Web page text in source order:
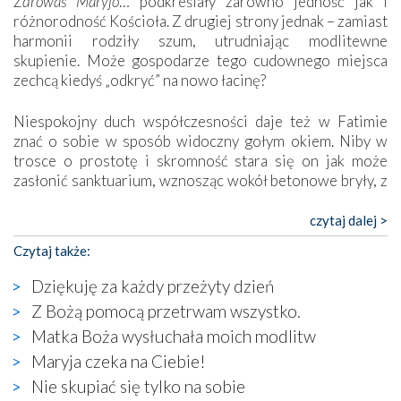
różnorodność Kościoła. Z drugiej strony jednak – zamiast
harmonii rodziły szum, utrudniając modlitewne
skupienie. Może gospodarze tego cudownego miejsca
zechcą kiedyś „odkryć” na nowo łacinę?
Niespokojny duch współczesności daje też w Fatimie
znać o sobie w sposób widoczny gołym okiem. Niby w
trosce o prostotę i skromność stara się on jak może
zasłonić sanktuarium, wznosząc wokół betonowe bryły, z
katolickiego kultu. Tylko co wspólnego z żywą,
autentyczną wiarą mogą mieć płaskie, szare bunkry albo
kaplice, w których Tabernakulum przypomina bardziej
skrzynkę na narzędzia? Albo co powiedzieć o ustawionym
tuż przy nowej bazylice wielkim krzyżu, na którym
zamiast Chrystusa umieszczono dziwaczną postać jakby
wyjętą ze starożytnych hieroglifów? W kulturowym
kontekście naszych czasów to raczej karykatura niż godny
wizerunek Zbawiciela…
czytaj dalej >
Czytaj także:
Dziękuję za każdy przeżyty dzień
Z Bożą pomocą przetrwam wszystko.
Matka Boża wysłuchała moich modlitw
Maryja czeka na Ciebie!
Nie skupiać się tylko na sobie